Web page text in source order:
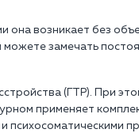
она возникает без
замечать
(ГТР). При
применяет
психосоматическими